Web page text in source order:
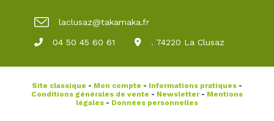
laclusaz@takamaka.fr
04 50 45 60 61 . 74220 La Clusaz
Site classique - Mon compte - Informations pratiques -
Conditions générales de vente - Newsletter- Mentions
légales - Données personnelles